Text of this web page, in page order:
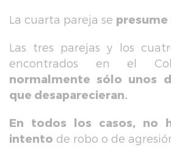
La cuarta pareja se
Las tres parejas y los
encontrados en el
normalmente sólo unos
que desaparecieran.
En todos los casos, no
intento de robo o de